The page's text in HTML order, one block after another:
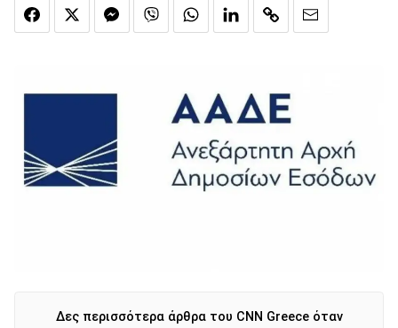
Δες περισσότερα άρθρα του CNN Greece όταν